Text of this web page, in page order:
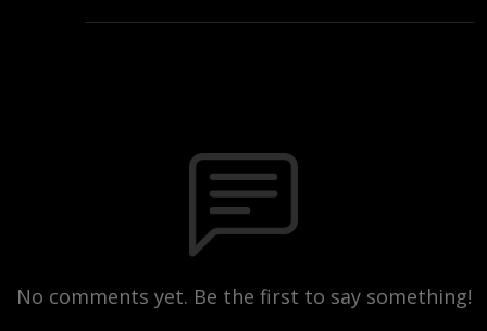
No comments yet. Be the first to say something!